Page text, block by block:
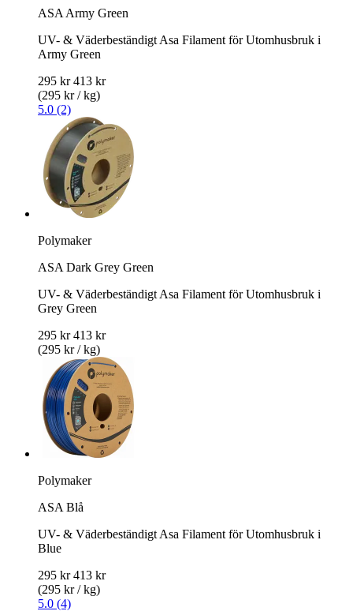
ASA Army Green
UV- & Väderbeständigt Asa Filament för Utomhusbruk i
Army Green
295 kr 413 kr
(295 kr / kg)
5.0 (2)
Polymaker
ASA Dark Grey Green
UV- & Väderbeständigt Asa Filament för Utomhusbruk i
Grey Green
295 kr 413 kr
(295 kr / kg)
Polymaker
ASA Blå
UV- & Väderbeständigt Asa Filament för Utomhusbruk i
Blue
295 kr 413 kr
(295 kr / kg)
5.0 (4)